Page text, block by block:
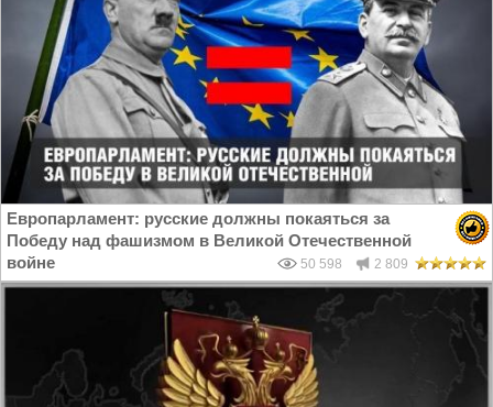
Европарламент: русские должны покаяться за
Победу над фашизмом в Великой Отечественной
войне
50 598 2 809